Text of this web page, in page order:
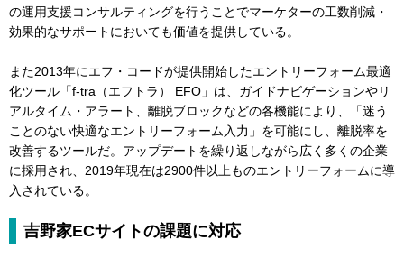
の運用支援コンサルティングを行うことでマーケターの工数削減・
効果的なサポートにおいても価値を提供している。
また2013年にエフ・コードが提供開始したエントリーフォーム最適
化ツール「f-tra（エフトラ） EFO」は、ガイドナビゲーションやリ
アルタイム・アラート、離脱ブロックなどの各機能により、「迷う
ことのない快適なエントリーフォーム入力」を可能にし、離脱率を
改善するツールだ。アップデートを繰り返しながら広く多くの企業
に採用され、2019年現在は2900件以上ものエントリーフォームに導
入されている。
吉野家ECサイトの課題に対応